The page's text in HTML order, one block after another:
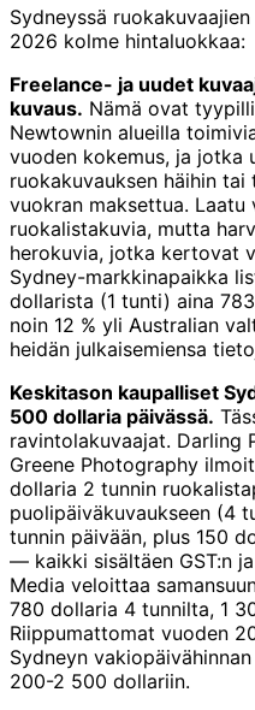
Sydneyssä
2026 kolme hintaluokkaa:
Freelance- ja uudet
kuvaus. Nämä ovat
Newtownin alueilla
vuoden kokemus, ja jotka
ruokakuvauksen häihin tai
vuokran maksettua.
ruokalistakuvia, mutta
herokuvia, jotka kertovat
Sydney-markkinapaikka
dollarista (1 tunti) aina
noin 12 % yli Australian
heidän julkaisemiensa
Keskitason kaupalliset
500 dollaria päivässä.
ravintolakuvaajat. Darling
Greene Photography
dollaria 2 tunnin
puolipäiväkuvaukseen (4
tunnin päivään, plus 150
— kaikki sisältäen GST:n
Media veloittaa
780 dollaria 4 tunnilta, 1
Riippumattomat vuoden
Sydneyn
200-2 500 dollariin.